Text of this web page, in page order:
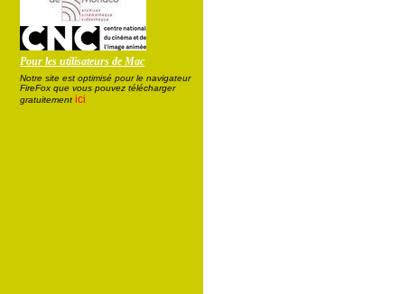
Pour les utilisateurs de Mac
Notre site est optimisé pour le navigateur
FireFox que vous pouvez télécharger
gratuitement ici